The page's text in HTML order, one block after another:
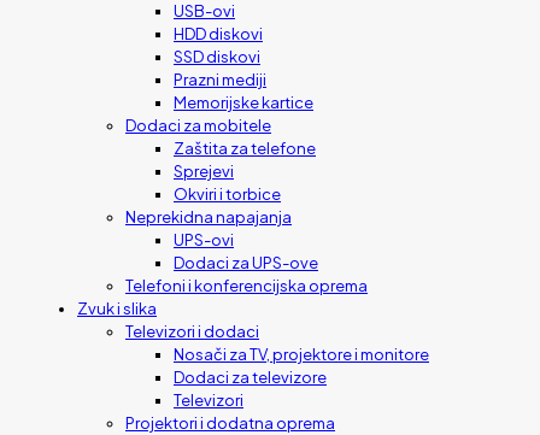
USB-ovi
HDD diskovi
SSD diskovi
Prazni mediji
Memorijske kartice
Dodaci za mobitele
Zaštita za telefone
Sprejevi
Okviri i torbice
Neprekidna napajanja
UPS-ovi
Dodaci za UPS-ove
Telefoni i konferencijska oprema
Zvuk i slika
Televizori i dodaci
Nosači za TV, projektore i monitore
Dodaci za televizore
Televizori
Projektori i dodatna oprema